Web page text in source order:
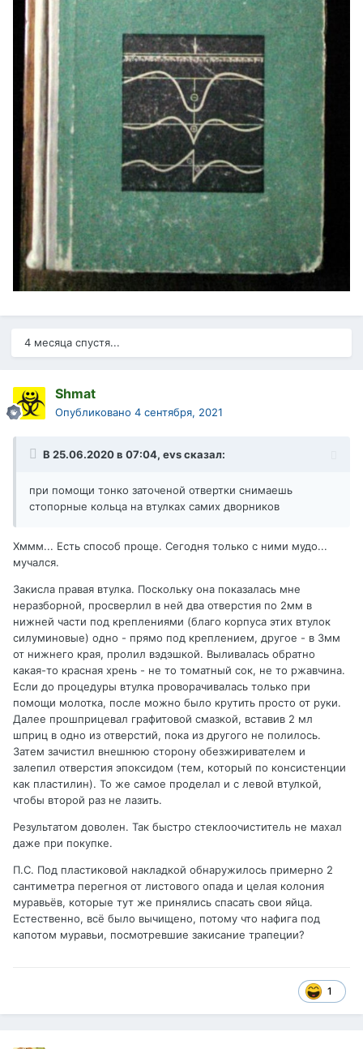
4 месяца спустя...
Shmat
Опубликовано 4 сентября, 2021
В 25.06.2020 в 07:04, evsсказал:
при помощи тонко заточеной отвертки снимаешь
стопорные кольца на втулках самих дворников
Хммм... Есть способ проще. Сегодня только с ними мудо...
мучался.
Закисла правая втулка. Поскольку она показалась мне
неразборной, просверлил в ней два отверстия по 2мм в
нижней части под креплениями (благо корпуса этих втулок
силуминовые) одно - прямо под креплением, другое - в 3мм
от нижнего края, пролил вэдэшкой. Выливалась обратно
какая-то красная хрень - не то томатный сок, не то ржавчина.
Если до процедуры втулка проворачивалась только при
помощи молотка, после можно было крутить просто от руки.
Далее прошприцевал графитовой смазкой, вставив 2 мл
шприц в одно из отверстий, пока из другого не полилось.
Затем зачистил внешнюю сторону обезжиривателем и
залепил отверстия эпоксидом (тем, который по консистенции
как пластилин). То же самое проделал и с левой втулкой,
чтобы второй раз не лазить.
Результатом доволен. Так быстро стеклоочиститель не махал
даже при покупке.
П.С. Под пластиковой накладкой обнаружилось примерно 2
сантиметра перегноя от листового опада и целая колония
муравьёв, которые тут же принялись спасать свои яйца.
Естественно, всё было вычищено, потому что нафига под
капотом муравьи, посмотревшие закисание трапеции?
1